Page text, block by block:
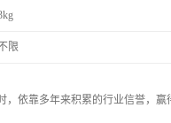
限
，依靠多年来积累的行业信誉，